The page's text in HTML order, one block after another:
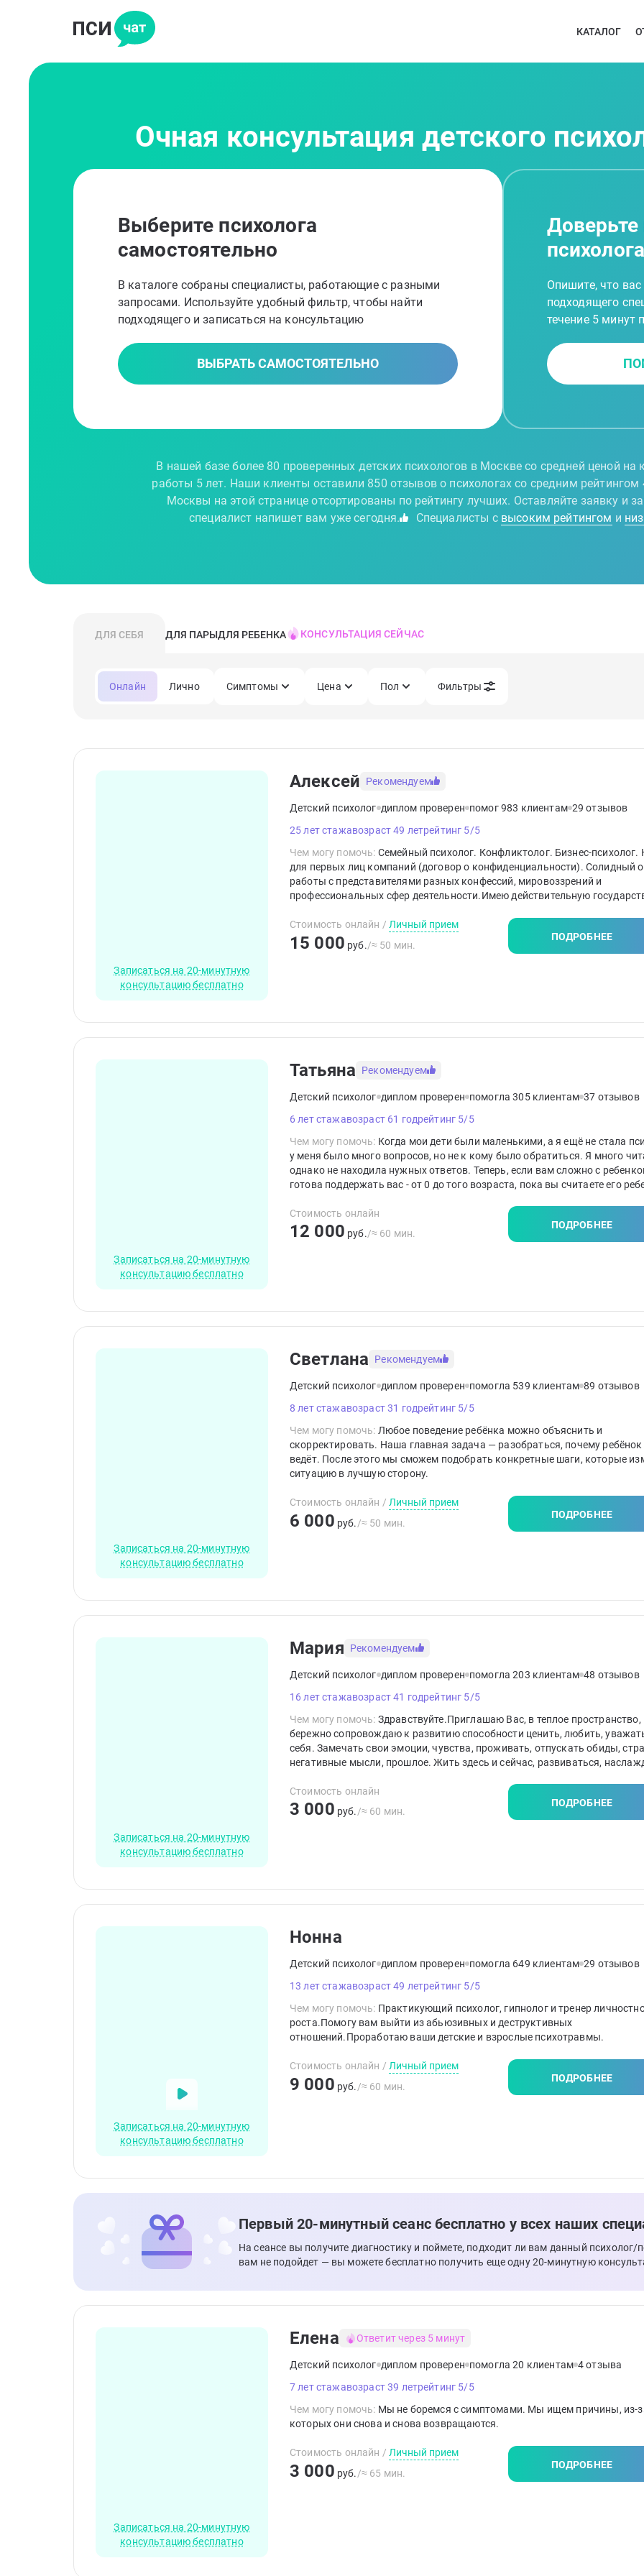
КАТАЛОГ
Очная консультация детского
Выберите психолога
самостоятельно
В каталоге собраны специалисты, работающие с разными
запросами. Используйте удобный фильтр, чтобы найти
подходящего и записаться на консультацию
ВЫБРАТЬ САМОСТОЯТЕЛЬНО
Опишите, что
подходящего
течение 5 минут
В нашей базе более 80 проверенных детских психологов в Москве со средней ценой
работы 5 лет. Наши клиенты оставили 850 отзывов о психологах со средним рейтингом
Москвы на этой странице отсортированы по рейтингу лучших. Оставляйте заявку и
специалист напишет вам уже сегодня.
Специалисты с высоким рейтингом и
ДЛЯ СЕБЯ ДЛЯ ПАРЫДЛЯ РЕБЕНКА КОНСУЛЬТАЦИЯ СЕЙЧАС
Онлайн Лично Симптомы Цена Пол Фильтры
Записаться на 20-минутную
консультацию бесплатно
Алексей Рекомендуем
Детский психолог диплом проверен помог 983 клиентам 29 отзывов
25 лет стажавозраст 49 летрейтинг 5/5
Чем могу помочь: Семейный психолог. Конфликтолог. Бизнес-психолог.
для первых лиц компаний (договор о конфиденциальности). Солидный
работы с представителями разных конфессий, мировоззрений и
профессиональных сфер деятельности.Имею действительную
Настоящую Помощь.
Стоимость онлайн / Личный прием
15 000 руб./≈ 50 мин.
ПОДРОБНЕЕ
Записаться на 20-минутную
консультацию бесплатно
Татьяна Рекомендуем
Детский психолог диплом проверен помогла 305 клиентам 37 отзывов
6 лет стажавозраст 61 годрейтинг 5/5
Чем могу помочь: Когда мои дети были маленькими, а я ещё не стала
у меня было много вопросов, но не к кому было обратиться. Я много
однако не находила нужных ответов. Теперь, если вам сложно с
готова поддержать вас - от 0 до того возраста, пока вы считаете его
понятные рекомендации, которые действительно работают.
Стоимость онлайн
12 000 руб./≈ 60 мин.
ПОДРОБНЕЕ
Записаться на 20-минутную
консультацию бесплатно
Светлана Рекомендуем
Детский психолог диплом проверен помогла 539 клиентам 89 отзывов
8 лет стажавозраст 31 годрейтинг 5/5
Чем могу помочь: Любое поведение ребёнка можно объяснить и
скорректировать. Наша главная задача — разобраться, почему ребёнок
ведёт. После этого мы сможем подобрать конкретные шаги, которые
ситуацию в лучшую сторону.
Стоимость онлайн / Личный прием
6 000 руб./≈ 50 мин.
ПОДРОБНЕЕ
Записаться на 20-минутную
консультацию бесплатно
Мария Рекомендуем
Детский психолог диплом проверен помогла 203 клиентам 48 отзывов
16 лет стажавозраст 41 годрейтинг 5/5
Чем могу помочь: Здравствуйте.Приглашаю Вас, в теплое пространство,
бережно сопровождаю к развитию способности ценить, любить,
себя. Замечать свои эмоции, чувства, проживать, отпускать обиды,
негативные мысли, прошлое. Жить здесь и сейчас, развиваться,
трансформировать свое мышление с принятием ответственности за
Стоимость онлайн
3 000 руб./≈ 60 мин.
ПОДРОБНЕЕ
Записаться на 20-минутную
консультацию бесплатно
Нонна
Детский психолог диплом проверен помогла 649 клиентам 29 отзывов
13 лет стажавозраст 49 летрейтинг 5/5
Чем могу помочь: Практикующий психолог, гипнолог и тренер
роста.Помогу вам выйти из абьюзивных и деструктивных
отношений.Проработаю ваши детские и взрослые психотравмы.
Стоимость онлайн / Личный прием
9 000 руб./≈ 60 мин.
ПОДРОБНЕЕ
Первый 20-минутный сеанс бесплатно у всех наших
На сеансе вы получите диагностику и поймете, подходит ли вам данный
вам не подойдет — вы можете бесплатно получить еще одну 20-минутную
Записаться на 20-минутную
консультацию бесплатно
Елена Ответит через 5 минут
Детский психолог диплом проверен помогла 20 клиентам 4 отзыва
7 лет стажавозраст 39 летрейтинг 5/5
Чем могу помочь: Мы не боремся с симптомами. Мы ищем причины, из-
которых они снова и снова возвращаются.
Стоимость онлайн / Личный прием
3 000 руб./≈ 65 мин.
ПОДРОБНЕЕ